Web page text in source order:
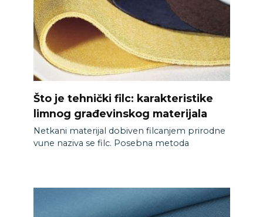
Što je tehnički filc: karakteristike
limnog građevinskog materijala
Netkani materijal dobiven filcanjem prirodne
vune naziva se filc. Posebna metoda